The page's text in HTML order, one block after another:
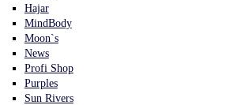
Hajar
MindBody
Moon`s
News
Profi Shop
Purples
Sun Rivers